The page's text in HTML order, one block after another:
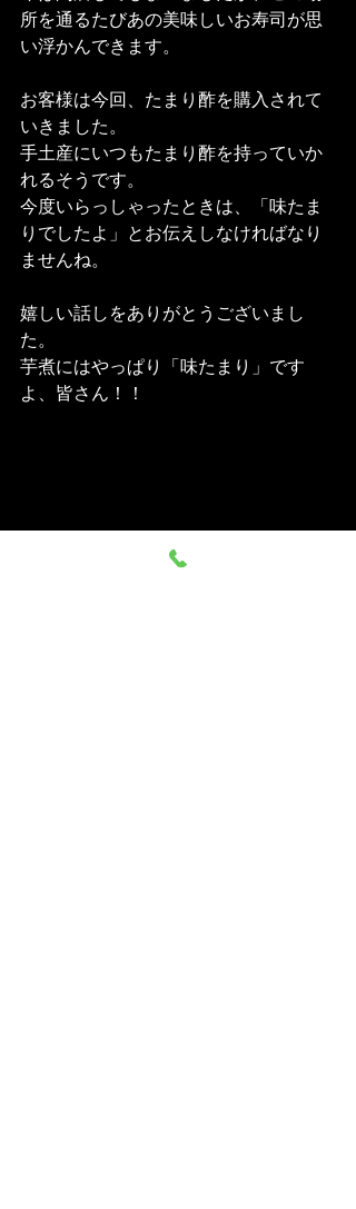
所を通るたびあの美味しいお寿司が思
い浮かんできます。
お客様は今回、たまり酢を購入されて
いきました。
手土産にいつもたまり酢を持っていか
れるそうです。
今度いらっしゃったときは、「味たま
りでしたよ」とお伝えしなければなり
ませんね。
嬉しい話しをありがとうございまし
た。
芋煮にはやっぱり「味たまり」です
よ、皆さん！！